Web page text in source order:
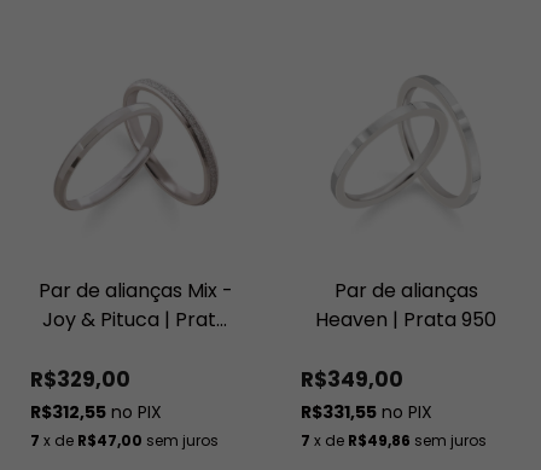
Par de alianças Mix -
Joy & Pituca | Prata
R$329,00
R$312,55 no PIX
7 x de R$47,00 sem juros
Par de alianças
Heaven | Prata 950
R$349,00
R$331,55 no PIX
7 x de R$49,86 sem juros